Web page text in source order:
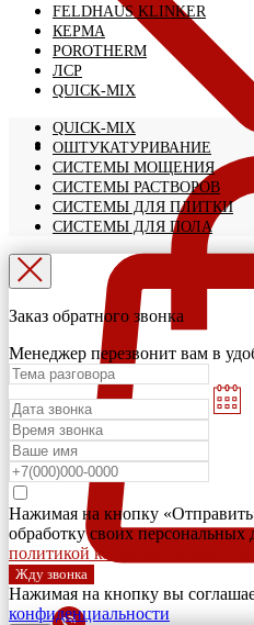
FELDHAUS KLINKER
КЕРМА
POROTHERM
ЛСР
QUICK-MIX
QUICK-MIX
ОШТУКАТУРИВАНИЕ
СИСТЕМЫ МОЩЕНИЯ
СИСТЕМЫ РАСТВОРОВ
СИСТЕМЫ ДЛЯ ПЛИТКИ
СИСТЕМЫ ДЛЯ ПОЛА
Заказ обратного звонка
Менеджер перезвонит вам в
Нажимая на кнопку
обработку своих
политикой конфиденциальности
Жду звонка
Нажимая на кнопку вы
конфиденциальности